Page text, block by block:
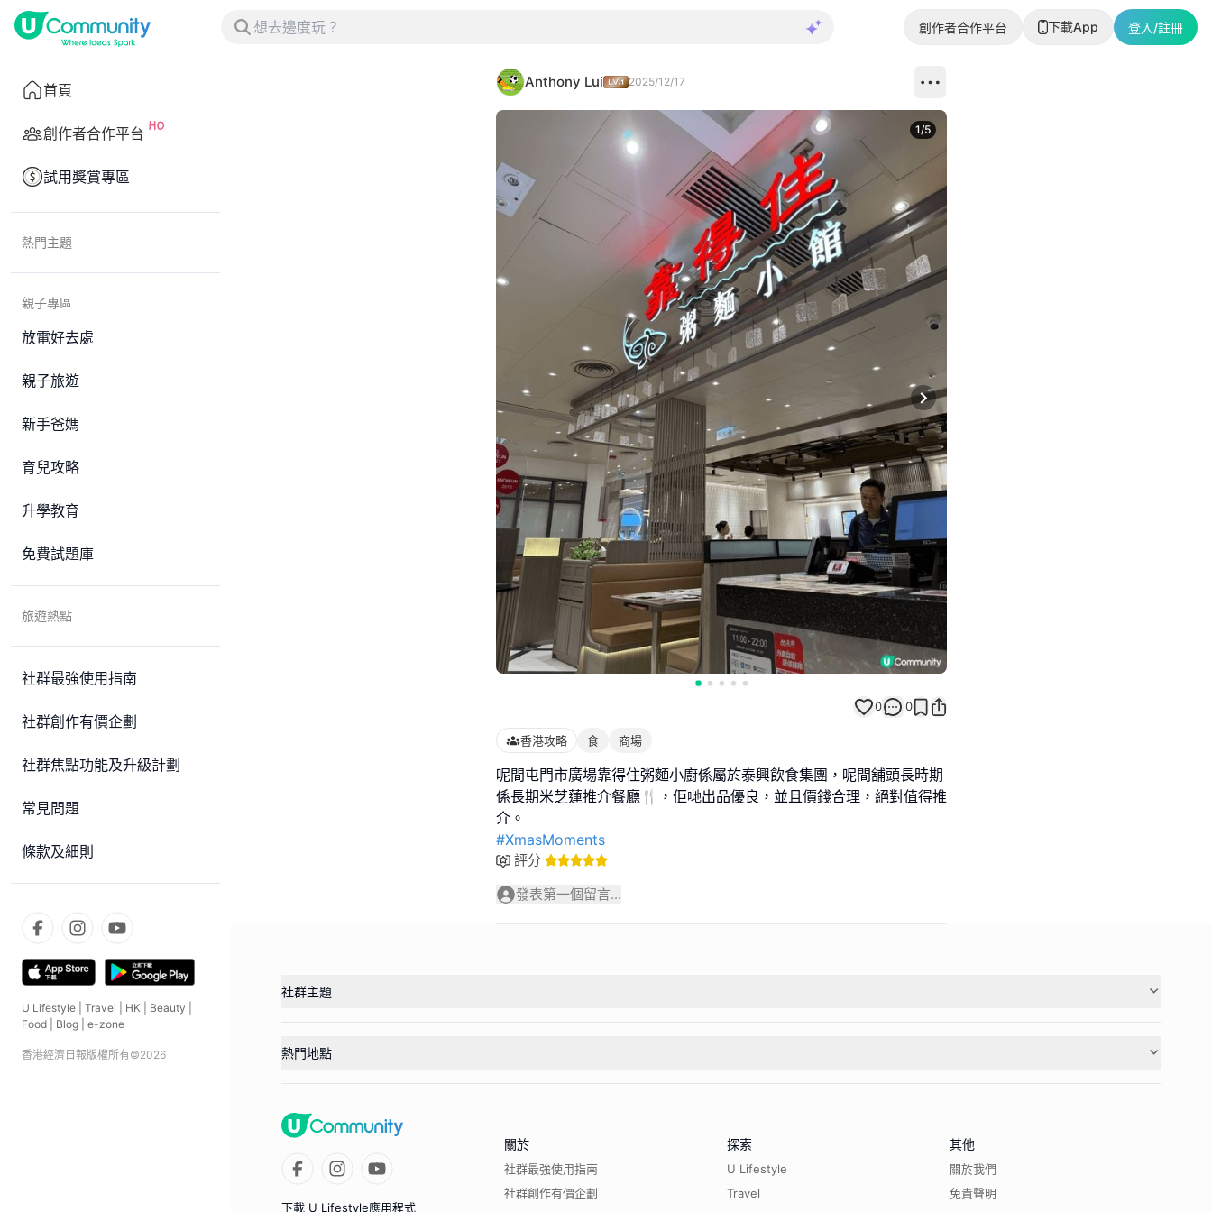
創作者合作平台 下載App 登入/註冊
首頁
創作者合作平台
試用獎賞專區
熱門主題
親子專區
放電好去處
親子旅遊
新手爸媽
育兒攻略
升學教育
免費試題庫
旅遊熱點
社群最強使用指南
社群創作有價企劃
社群焦點功能及升級計劃
常見問題
條款及細則
U Lifestyle Travel HK Beauty
Food
Blog e-zone
香港經濟日報版權所有©2026
Anthony Lui 2025/12/17
Next slide
1/5
0 0
香港攻略 食 商場
呢間屯門市廣場靠得住粥麵小廚係屬於泰興飲食集團，呢間舖頭長時期
係長期米芝蓮推介餐廳🍴，佢哋出品優良，並且價錢合理，絕對值得推
#XmasMoments
評分
發表第一個留言...
社群主題
熱門地點
下載 U Lifestyle應用程式
關於
社群最強使用指南
社群創作有價企劃
探索
U Lifestyle
Travel
其他
關於我們
免責聲明